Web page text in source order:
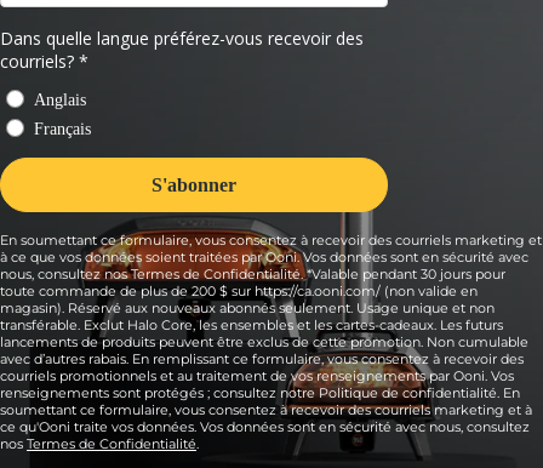
En soumettant ce formulaire, vous consentez à recevoir des courriels marketing et
à ce que vos données soient traitées par Ooni. Vos données sont en sécurité avec
nous, consultez nos Termes de Confidentialité. *Valable pendant 30 jours pour
toute commande de plus de 200 $ sur https://ca.ooni.com/ (non valide en
magasin). Réservé aux nouveaux abonnés seulement. Usage unique et non
transférable. Exclut Halo Core, les ensembles et les cartes-cadeaux. Les futurs
lancements de produits peuvent être exclus de cette promotion. Non cumulable
avec d’autres rabais. En remplissant ce formulaire, vous consentez à recevoir des
courriels promotionnels et au traitement de vos renseignements par Ooni. Vos
renseignements sont protégés ; consultez notre Politique de confidentialité. En
soumettant ce formulaire, vous consentez à recevoir des courriels marketing et à
ce qu'Ooni traite vos données. Vos données sont en sécurité avec nous, consultez
nos Termes de Confidentialité.